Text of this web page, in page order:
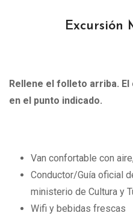
Excursión
Rellene el folleto arriba.
en el punto indicado.
Van confortable con
Conductor/Guía oficial
ministerio de Cultura y
Wifi y bebidas frescas